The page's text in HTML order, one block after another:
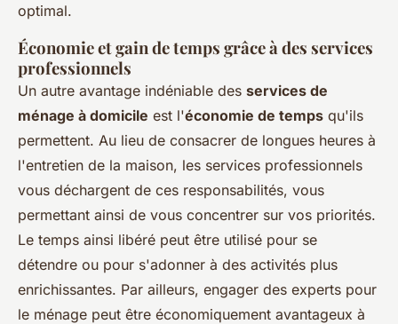
optimal.
Économie et gain de temps grâce à des services
professionnels
Un autre avantage indéniable des services de
ménage à domicile est l'économie de temps qu'ils
permettent. Au lieu de consacrer de longues heures à
l'entretien de la maison, les services professionnels
vous déchargent de ces responsabilités, vous
permettant ainsi de vous concentrer sur vos priorités.
Le temps ainsi libéré peut être utilisé pour se
détendre ou pour s'adonner à des activités plus
enrichissantes. Par ailleurs, engager des experts pour
le ménage peut être économiquement avantageux à